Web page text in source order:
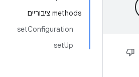
‫methods ציבוריים
setConfiguration
setUp